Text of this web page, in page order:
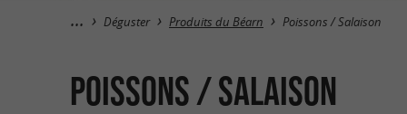
Déguster Produits du Béarn Poissons / Salaison
Poissons / Salaison